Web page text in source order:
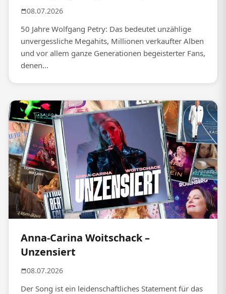
08.07.2026
50 Jahre Wolfgang Petry: Das bedeutet unzählige
unvergessliche Megahits, Millionen verkaufter Alben
und vor allem ganze Generationen begeisterter Fans,
denen...
Anna-Carina Woitschack –
Unzensiert
08.07.2026
Der Song ist ein leidenschaftliches Statement für das